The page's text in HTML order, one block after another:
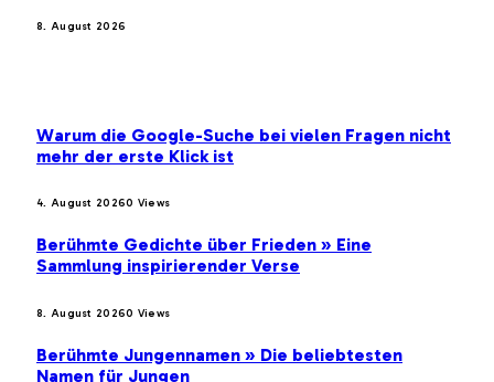
8. August 2026
Warum die Google-Suche bei vielen Fragen nicht
mehr der erste Klick ist
4. August 20260 Views
Berühmte Gedichte über Frieden » Eine
Sammlung inspirierender Verse
8. August 20260 Views
Berühmte Jungennamen » Die beliebtesten
Namen für Jungen